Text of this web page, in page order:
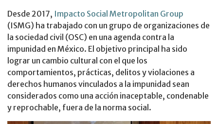
Desde 2017, Impacto Social Metropolitan Group
(ISMG) ha trabajado con un grupo de organizaciones de
la sociedad civil (OSC) en una agenda contra la
impunidad en México. El objetivo principal ha sido
lograr un cambio cultural con el que los
comportamientos, prácticas, delitos y violaciones a
derechos humanos vinculados a la impunidad sean
considerados como una acción inaceptable, condenable
y reprochable, fuera de la norma social.